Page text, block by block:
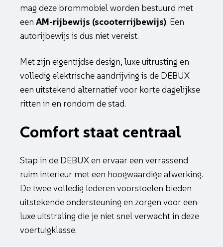
mag deze brommobiel worden bestuurd met
een AM-rijbewijs (scooterrijbewijs). Een
autorijbewijs is dus niet vereist.
Met zijn eigentijdse design, luxe uitrusting en
volledig elektrische aandrijving is de DEBUX
een uitstekend alternatief voor korte dagelijkse
ritten in en rondom de stad.
Comfort staat centraal
Stap in de DEBUX en ervaar een verrassend
ruim interieur met een hoogwaardige afwerking.
De twee volledig lederen voorstoelen bieden
uitstekende ondersteuning en zorgen voor een
luxe uitstraling die je niet snel verwacht in deze
voertuigklasse.